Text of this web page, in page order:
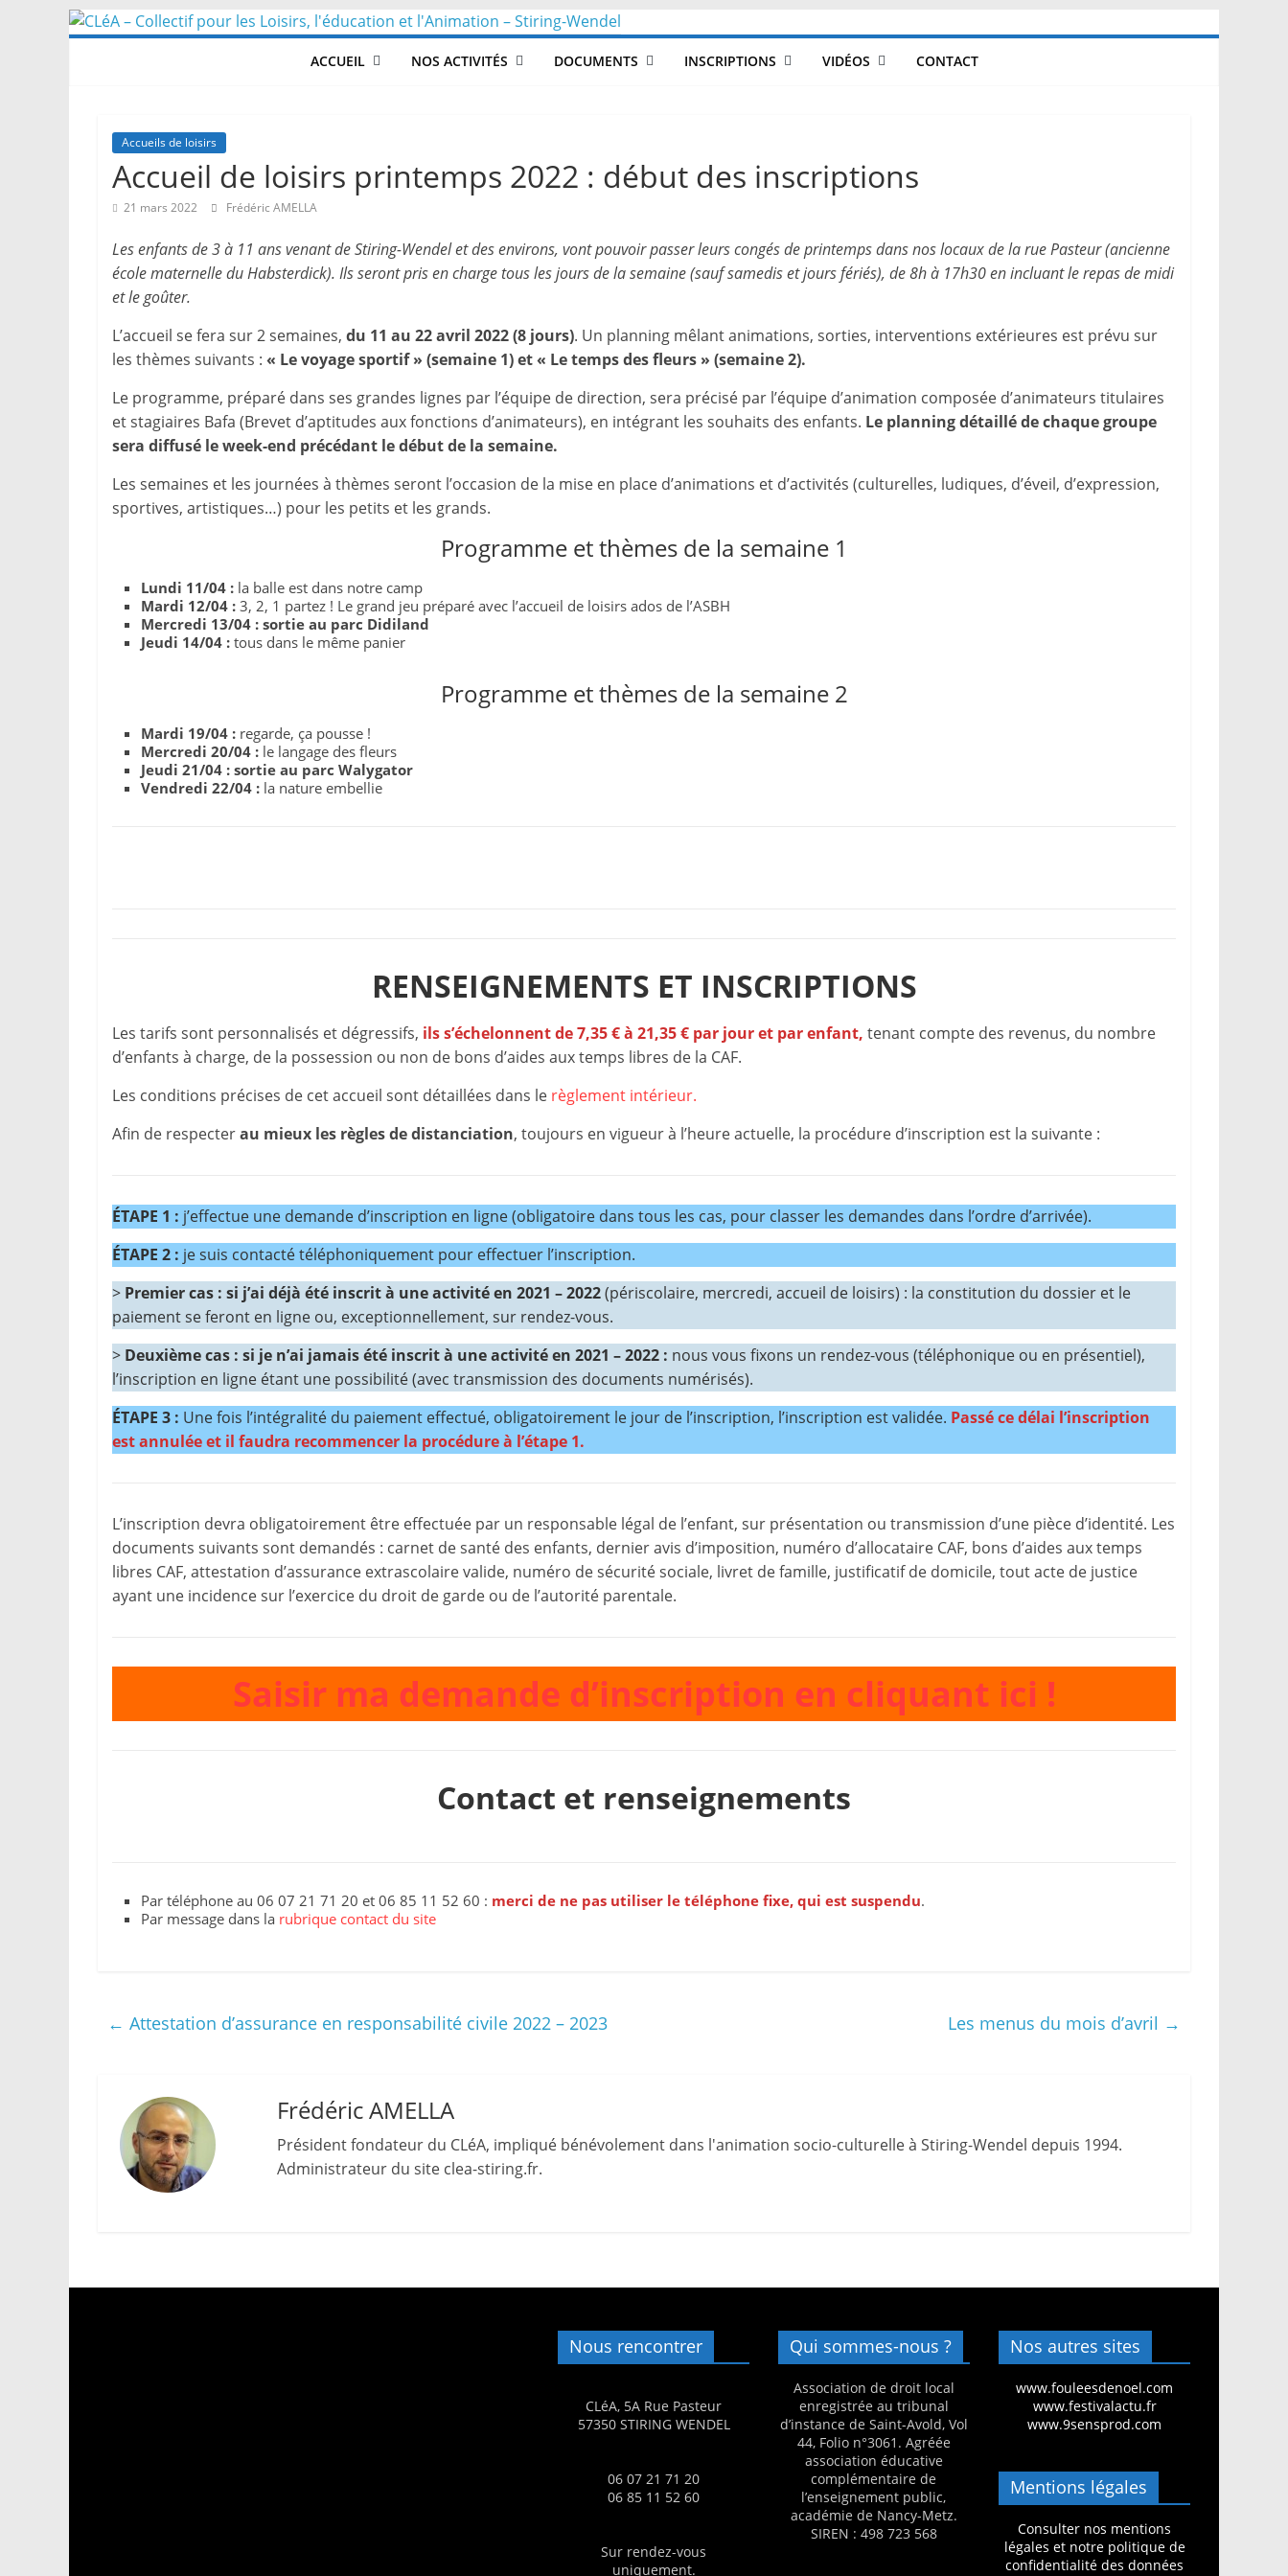
Skip
to
CLéA
Collectif
les
Loisirs,
l'éducation
et
l'Animation
–
Stiring-
u
a
t
i
n
A
n
i
a
t
i
o
n
a
r
t
i
3
s
a
c
é
ACCUEIL NOS ACTIVITÉS DOCUMENTS INSCRIPTIONS VIDÉOS CONTACT
Accueils de loisirs
Accueil de loisirs printemps 2022 : début des inscriptions
21 mars 2022 Frédéric AMELLA
Les enfants de 3 à 11 ans venant de Stiring-Wendel et des environs, vont pouvoir passer leurs congés de printemps dans nos locaux de la rue Pasteur (ancienne
école maternelle du Habsterdick). Ils seront pris en charge tous les jours de la semaine (sauf samedis et jours fériés), de 8h à 17h30 en incluant le repas de midi
et le goûter.
L’accueil se fera sur 2 semaines, du 11 au 22 avril 2022 (8 jours). Un planning mêlant animations, sorties, interventions extérieures est prévu sur
les thèmes suivants : « Le voyage sportif » (semaine 1) et « Le temps des fleurs » (semaine 2).
Le programme, préparé dans ses grandes lignes par l’équipe de direction, sera précisé par l’équipe d’animation composée d’animateurs titulaires
et stagiaires Bafa (Brevet d’aptitudes aux fonctions d’animateurs), en intégrant les souhaits des enfants. Le planning détaillé de chaque groupe
sera diffusé le week-end précédant le début de la semaine.
Les semaines et les journées à thèmes seront l’occasion de la mise en place d’animations et d’activités (culturelles, ludiques, d’éveil, d’expression,
sportives, artistiques…) pour les petits et les grands.
Programme et thèmes de la semaine 1
Lundi 11/04 : la balle est dans notre camp
Mardi 12/04 : 3, 2, 1 partez ! Le grand jeu préparé avec l’accueil de loisirs ados de l’ASBH
Mercredi 13/04 : sortie au parc Didiland
Jeudi 14/04 : tous dans le même panier
Programme et thèmes de la semaine 2
Mardi 19/04 : regarde, ça pousse !
Mercredi 20/04 : le langage des fleurs
Jeudi 21/04 : sortie au parc Walygator
Vendredi 22/04 : la nature embellie
RENSEIGNEMENTS ET INSCRIPTIONS
Les tarifs sont personnalisés et dégressifs, ils s’échelonnent de 7,35 € à 21,35 € par jour et par enfant, tenant compte des revenus, du nombre
d’enfants à charge, de la possession ou non de bons d’aides aux temps libres de la CAF.
Les conditions précises de cet accueil sont détaillées dans le règlement intérieur.
Afin de respecterau mieux les règles de distanciation, toujours en vigueur à l’heure actuelle, la procédure d’inscription est la suivante :
ÉTAPE 1 : j’effectue une demande d’inscription en ligne (obligatoire dans tous les cas, pour classer les demandes dans l’ordre d’arrivée).
ÉTAPE 2 : je suis contacté téléphoniquement pour effectuer l’inscription.
> Premier cas : si j’ai déjà été inscrit à une activité en 2021 – 2022(périscolaire, mercredi, accueil de loisirs) : la constitution du dossier et le
paiement se feront en ligne ou, exceptionnellement, sur rendez-vous.
> Deuxième cas : si je n’ai jamais été inscrit à une activité en 2021 – 2022 : nous vous fixons un rendez-vous (téléphonique ou en présentiel),
l’inscription en ligne étant une possibilité (avec transmission des documents numérisés).
ÉTAPE 3 : Une fois l’intégralité du paiement effectué, obligatoirement le jour de l’inscription, l’inscription est validée. Passé ce délai l’inscription
est annulée et il faudra recommencer la procédure à l’étape 1.
L’inscription devra obligatoirement être effectuée par un responsable légal de l’enfant, sur présentation ou transmission d’une pièce d’identité. Les
documents suivants sont demandés : carnet de santé des enfants, dernier avis d’imposition, numéro d’allocataire CAF, bons d’aides aux temps
libres CAF, attestation d’assurance extrascolaire valide, numéro de sécurité sociale, livret de famille, justificatif de domicile, tout acte de justice
ayant une incidence sur l’exercice du droit de garde ou de l’autorité parentale.
Saisir ma demande d’inscription en cliquant ici !
Contact et renseignements
Par téléphone au 06 07 21 71 20 et 06 85 11 52 60 : merci de ne pas utiliser le téléphone fixe, qui est suspendu.
Par message dans la rubrique contact du site
← Attestation d’assurance en responsabilité civile 2022 – 2023 Les menus du mois d’avril →
Frédéric AMELLA
Président fondateur du CLéA, impliqué bénévolement dans l'animation socio-culturelle à Stiring-Wendel depuis 1994.
Administrateur du site clea-stiring.fr.
Nous rencontrer
CLéA, 5A Rue Pasteur
57350 STIRING WENDEL
06 07 21 71 20
06 85 11 52 60
Sur rendez-vous
uniquement.
Qui sommes-nous ?
Association de droit local
enregistrée au tribunal
d’instance de Saint-Avold, Vol
44, Folio n°3061. Agréée
association éducative
complémentaire de
l’enseignement public,
académie de Nancy-Metz.
SIREN : 498 723 568
Nos autres sites
www.fouleesdenoel.com
www.festivalactu.fr
www.9sensprod.com
Mentions légales
Consulter nos mentions
légales et notre politique de
confidentialité des données